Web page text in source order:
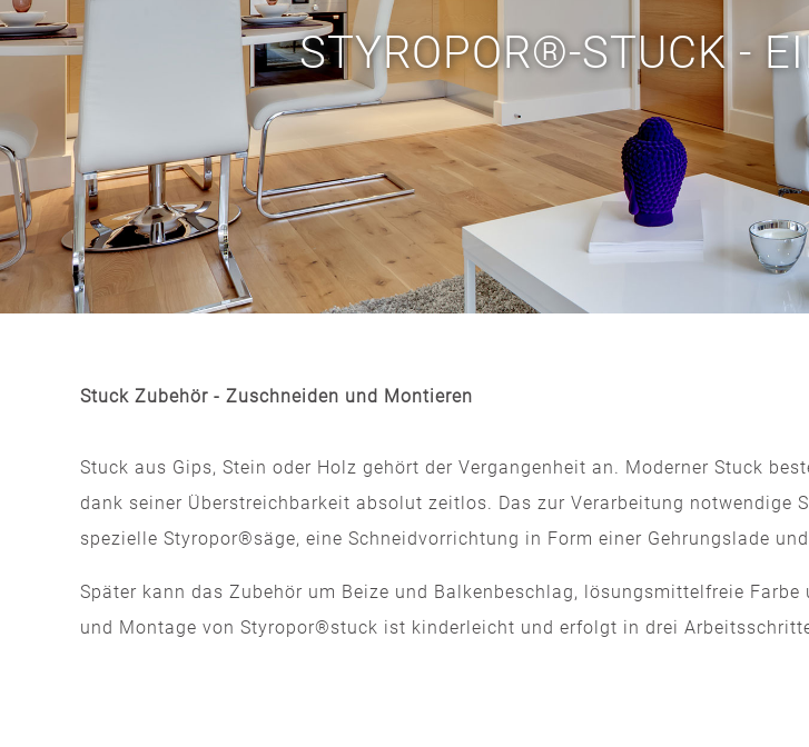
STYROPOR®-STUCK -
Stuck Zubehör - Zuschneiden und Montieren
Stuck aus Gips, Stein oder Holz gehört der Vergangenheit an. Moderner Stuck
dank seiner Überstreichbarkeit absolut zeitlos. Das zur Verarbeitung notwendige
spezielle Styropor®säge, eine Schneidvorrichtung in Form einer Gehrungslade
Später kann das Zubehör um Beize und Balkenbeschlag, lösungsmittelfreie
und Montage von Styropor®stuck ist kinderleicht und erfolgt in drei